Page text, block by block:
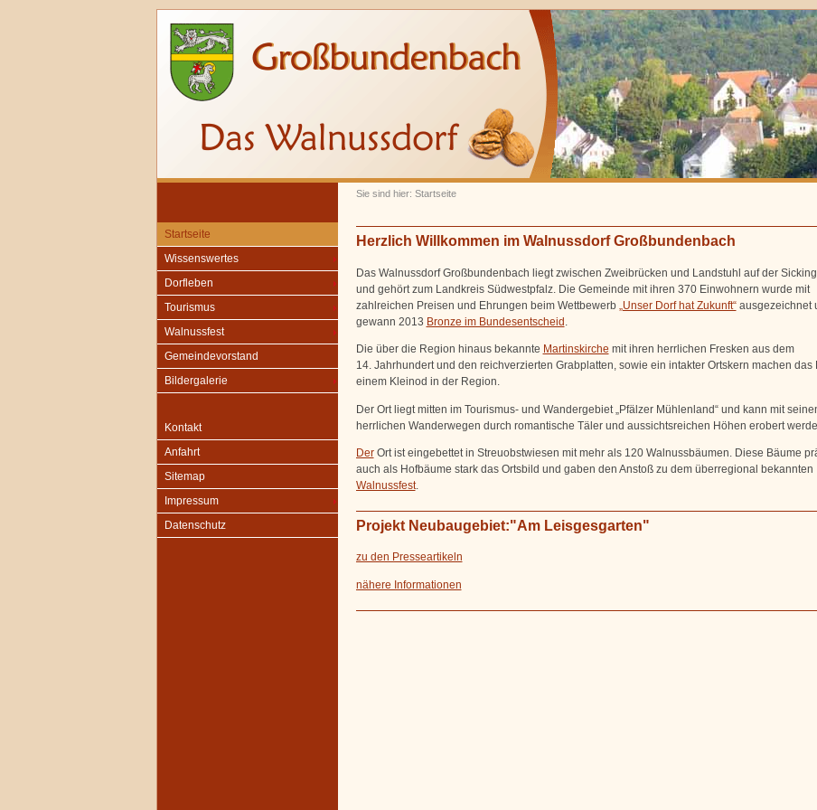
Sie sind hier: Startseite
Startseite
Wissenswertes
Dorfleben
Tourismus
Walnussfest
Gemeindevorstand
Bildergalerie
Kontakt
Anfahrt
Sitemap
Impressum
Datenschutz
Herzlich Willkommen im Walnussdorf Großbundenbach
Das Walnussdorf Großbundenbach liegt zwischen Zweibrücken und Landstuhl auf der
und gehört zum Landkreis Südwestpfalz. Die Gemeinde mit ihren 370 Einwohnern wurde mit
zahlreichen Preisen und Ehrungen beim Wettbewerb „Unser Dorf hat Zukunft“ausgezeichnet
gewann 2013 Bronze im Bundesentscheid
Die über die Region hinaus bekannte Martinskirche mit ihren herrlichen Fresken aus dem
14. Jahrhundert und den reichverzierten Grabplatten, sowie ein intakter Ortskern machen das
einem Kleinod in der Region.
Der Ort liegt mitten im Tourismus- und Wandergebiet „Pfälzer Mühlenland“ und kann mit
herrlichen Wanderwegen durch romantische Täler und aussichtsreichen Höhen erobert
DerOrt ist eingebettet in Streuobstwiesen mit mehr als 120 Walnussbäumen. Diese Bäume
auch als Hofbäume stark das Ortsbild und gaben den Anstoß zu dem überregional bekannten
Walnussfest.
Projekt Neubaugebiet:"Am Leisgesgarten"
zu den Presseartikeln
nähere Informationen